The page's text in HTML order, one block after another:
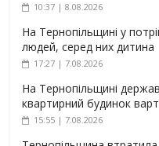
10:37 | 8.08.2026
На Тернопільщині у
людей, серед них дитина
17:27 | 7.08.2026
На Тернопільщині
квартирний будинок
15:55 | 7.08.2026